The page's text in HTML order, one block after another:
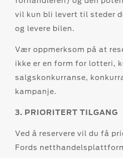
vil kun bli levert til steder
og levere bilen.
Vær oppmerksom på at
ikke er en form for lotteri,
salgskonkurranse,
kampanje.
3. PRIORITERT TILGANG
Ved å reservere vil du få
Fords